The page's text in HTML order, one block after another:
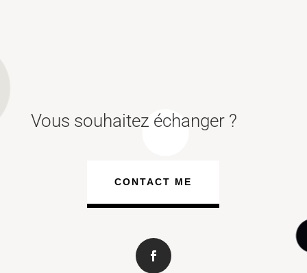
Vous souhaitez échanger ?
CONTACT ME